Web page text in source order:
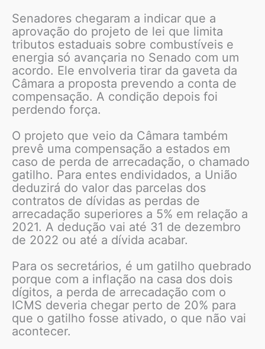
Senadores chegaram a indicar que a
aprovação do projeto de lei que limita
tributos estaduais sobre combustíveis e
energia só avançaria no Senado com um
acordo. Ele envolveria tirar da gaveta da
Câmara a proposta prevendo a conta de
compensação. A condição depois foi
perdendo força.
O projeto que veio da Câmara também
prevê uma compensação a estados em
caso de perda de arrecadação, o chamado
gatilho. Para entes endividados, a União
deduzirá do valor das parcelas dos
contratos de dívidas as perdas de
arrecadação superiores a 5% em relação a
2021. A dedução vai até 31 de dezembro
de 2022 ou até a dívida acabar.
Para os secretários, é um gatilho quebrado
porque com a inflação na casa dos dois
dígitos, a perda de arrecadação com o
ICMS deveria chegar perto de 20% para
que o gatilho fosse ativado, o que não vai
acontecer.